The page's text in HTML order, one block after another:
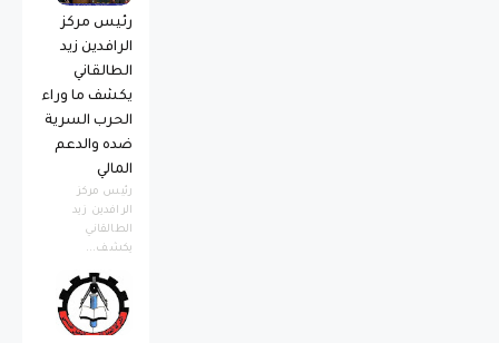
رئيس مركز
الرافدين زيد
الطالقاني
يكشف ما وراء
الحرب السرية
ضده والدعم
المالي
رئيس مركز
الرافدين زيد
الطالقاني
يكشف...